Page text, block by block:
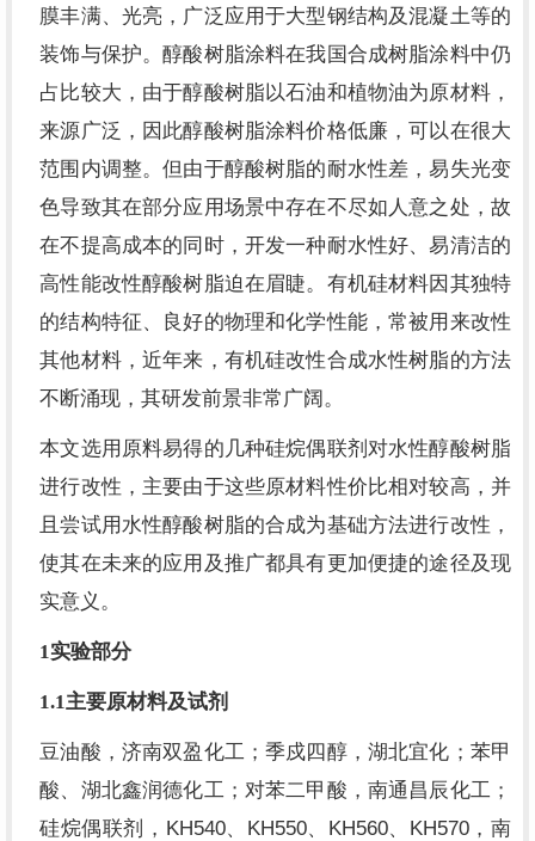
膜丰满、光亮，广泛应用于大型钢结构及混凝土等的
装饰与保护。醇酸树脂涂料在我国合成树脂涂料中仍
占比较大，由于醇酸树脂以石油和植物油为原材料，
来源广泛，因此醇酸树脂涂料价格低廉，可以在很大
范围内调整。但由于醇酸树脂的耐水性差，易失光变
色导致其在部分应用场景中存在不尽如人意之处，故
在不提高成本的同时，开发一种耐水性好、易清洁的
高性能改性醇酸树脂迫在眉睫。有机硅材料因其独特
的结构特征、良好的物理和化学性能，常被用来改性
其他材料，近年来，有机硅改性合成水性树脂的方法
不断涌现，其研发前景非常广阔。
本文选用原料易得的几种硅烷偶联剂对水性醇酸树脂
进行改性，主要由于这些原材料性价比相对较高，并
且尝试用水性醇酸树脂的合成为基础方法进行改性，
使其在未来的应用及推广都具有更加便捷的途径及现
实意义。
1实验部分
1.1主要原材料及试剂
豆油酸，济南双盈化工；季戍四醇，湖北宜化；苯甲
酸、湖北鑫润德化工；对苯二甲酸，南通昌辰化工；
硅烷偶联剂， KH540、 KH550、 KH560、 KH570，南